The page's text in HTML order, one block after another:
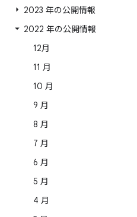
2023 年の公開情報
2022 年の公開情報
12月
11 月
10 月
9 月
8 月
7 月
6 月
5 月
4 月